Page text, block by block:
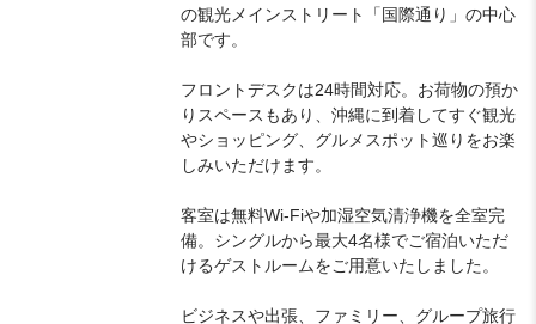
の観光メインストリート「国際通り」の中心
部です。
フロントデスクは24時間対応。お荷物の預か
りスペースもあり、沖縄に到着してすぐ観光
やショッピング、グルメスポット巡りをお楽
しみいただけます。
客室は無料Wi-Fiや加湿空気清浄機を全室完
備。シングルから最大4名様でご宿泊いただ
けるゲストルームをご用意いたしました。
ビジネスや出張、ファミリー、グループ旅行